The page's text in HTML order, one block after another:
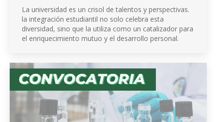
La universidad es un crisol de talentos y perspectivas.
la integración estudiantil no solo celebra esta
diversidad, sino que la utiliza como un catalizador para
el enriquecimiento mutuo y el desarrollo personal.